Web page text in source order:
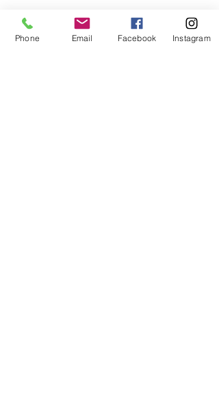
Phone Email Facebook Instagram